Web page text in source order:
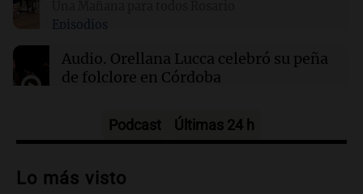
01:29 Mundo
El lago Mead alcanza su nivel más bajo en 90
años, evidenciando la crisis hídrica en EE.UU.
Episodios
Audio. Orellana Lucca celebró su peña
de folclore en Córdoba
Audio.Trágico accidente en Mendoza:
vehículos desde un puente
Podcast Últimas 24 h
Lo más visto